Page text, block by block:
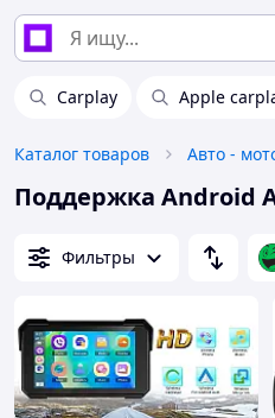
Carplay Apple
Каталог товаров Авто -
Поддержка Android
Фильтры